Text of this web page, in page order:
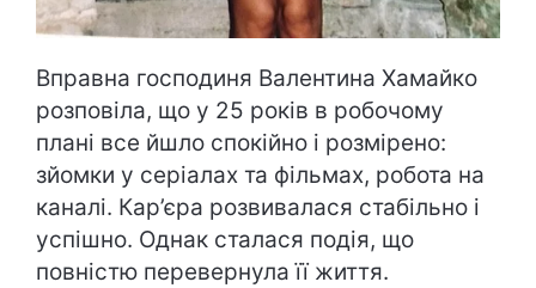
Вправна господиня Валентина Хамайко
розповіла, що у 25 років в робочому
плані все йшло спокійно і розмірено:
зйомки у серіалах та фільмах, робота на
каналі. Кар’єра розвивалася стабільно і
успішно. Однак сталася подія, що
повністю перевернула її життя.